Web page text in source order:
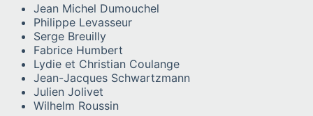
Jean Michel Dumouchel
Philippe Levasseur
Serge Breuilly
Fabrice Humbert
Lydie et Christian Coulange
Jean-Jacques Schwartzmann
Julien Jolivet
Wilhelm Roussin